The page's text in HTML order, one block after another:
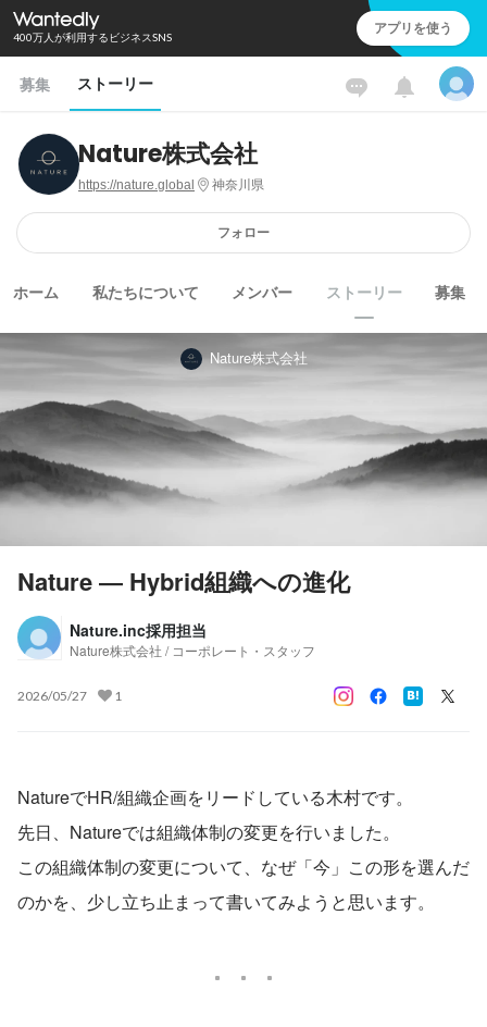
400万人が利用するビジネスSNS アプリを使う
募集 ストーリー
Nature株式会社
https://nature.global 神奈川県
フォロー
ホーム 私たちについて メンバー ストーリー 募集
Nature株式会社
Nature ― Hybrid組織への進化
Nature.inc採用担当
Nature株式会社 / コーポレート・スタッフ
2026/05/27 1
NatureでHR/組織企画をリードしている木村です。
先日、Natureでは組織体制の変更を行いました。
この組織体制の変更について、なぜ「今」この形を選んだ
のかを、少し立ち止まって書いてみようと思います。